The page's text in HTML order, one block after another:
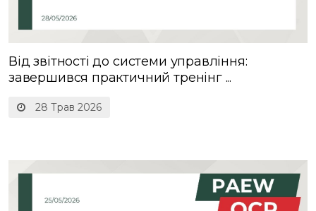
28 Трав 2026
Від звітності до системи управління:
завершився практичний тренінг ...